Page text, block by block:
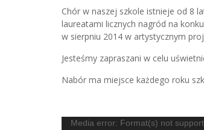
Chór w naszej szkole istnieje od 8
laureatami licznych nagród na
w sierpniu 2014 w artystycznym
Jesteśmy zapraszani w celu
Nabór ma miejsce każdego roku
Odtwarzacz
Media error: Format(s) not